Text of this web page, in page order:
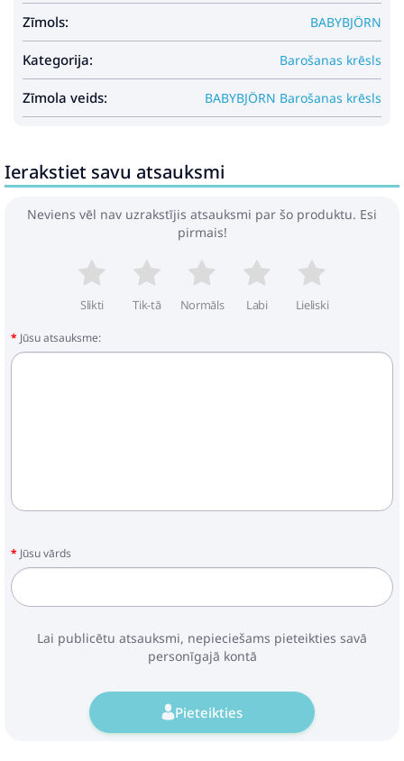
Zīmols: BABYBJÖRN
Kategorija: Barošanas krēsls
Zīmola veids: BABYBJÖRN Barošanas krēsls
Ierakstiet savu atsauksmi
Neviens vēl nav uzrakstījis atsauksmi par šo produktu. Esi
pirmais!
Slikti Tik-tā Normāls Labi Lieliski
Jūsu atsauksme:
Jūsu vārds
Lai publicētu atsauksmi, nepieciešams pieteikties savā
personīgajā kontā
Pieteikties